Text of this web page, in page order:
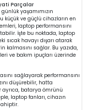
Parçalar
yaşamımızın
küçük ve güçlü cihazların en
laptop performansını
İşte bu noktada, laptop
sıcak havayı dışarı atarak
kalmasını sağlar. Bu yazıda,
ve bakım ipuçları üzerinde
sağlayarak performansını
düşürebilir, hatta
ayrıca, batarya ömrünü
laptop fanları, cihazın